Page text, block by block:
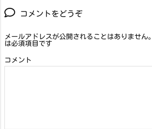
コメントをどうぞ
メールアドレスが公開されることはありません。
は必須項目です
コメント